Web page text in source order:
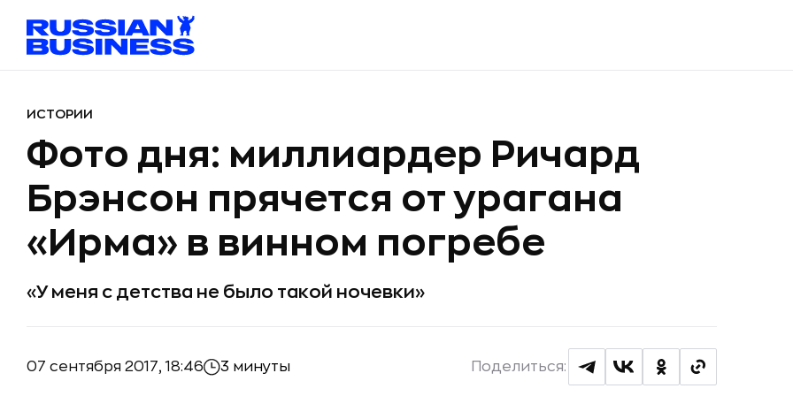
ИСТОРИИ
Фото дня: миллиардер Ричард
Брэнсон прячется от урагана
«Ирма» в винном погребе
«У меня с детства не было такой ночевки»
07 сентября 2017, 18:46 3 минуты Поделиться: